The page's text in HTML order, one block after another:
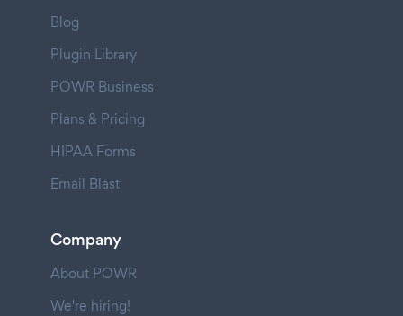
Blog
Plugin Library
POWR Business
Plans & Pricing
HIPAA Forms
Email Blast
Company
About POWR
We're hiring!